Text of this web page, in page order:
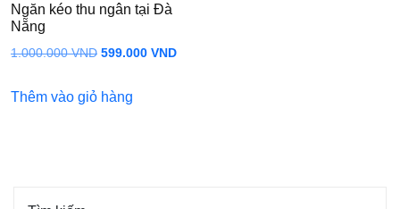
Ngăn kéo thu ngân tại Đà
Nẵng
1.000.000VND Giá
là:
599.000 VNDGiá
Thêm vào giỏ hàng